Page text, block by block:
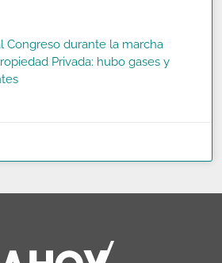
Congreso durante la marcha
Privada: hubo gases y